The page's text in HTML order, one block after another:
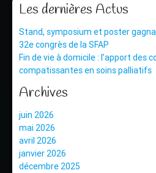
Les dernières Actus
Stand, symposium et poster
32e congrès de la SFAP
Fin de vie à domicile : l’apport des
compatissantes en soins palliatifs
Archives
juin 2026
mai 2026
avril 2026
janvier 2026
décembre 2025